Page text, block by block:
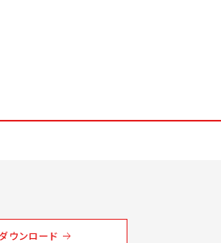
ウンロード